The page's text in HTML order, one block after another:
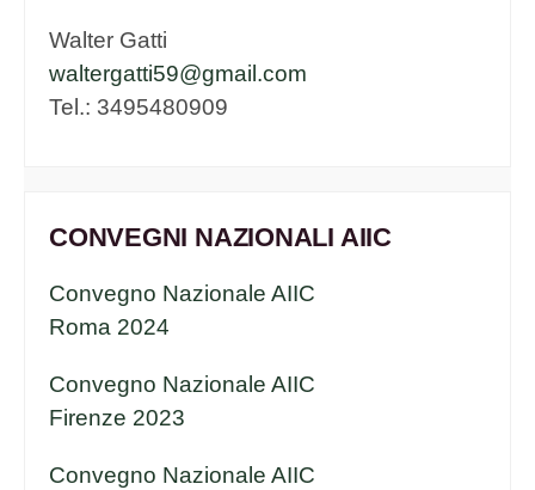
Walter Gatti
waltergatti59@gmail.com
Tel.: 3495480909
CONVEGNI NAZIONALI AIIC
Convegno Nazionale AIIC
Roma 2024
Convegno Nazionale AIIC
Firenze 2023
Convegno Nazionale AIIC